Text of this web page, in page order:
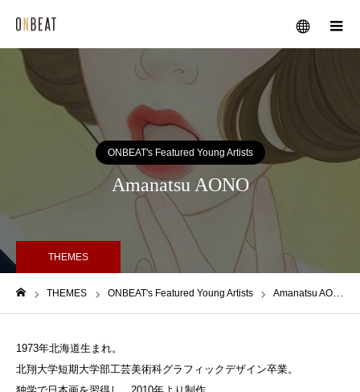
メニュー
ONBEAT's Featured Young Artists
Amanatsu AONO
THEMES
THEMES ONBEAT's Featured Young Artists Amanatsu AONO
1973年北海道生まれ。
北翔大学短期大学部工芸美術科グラフィックデザイン卒業。